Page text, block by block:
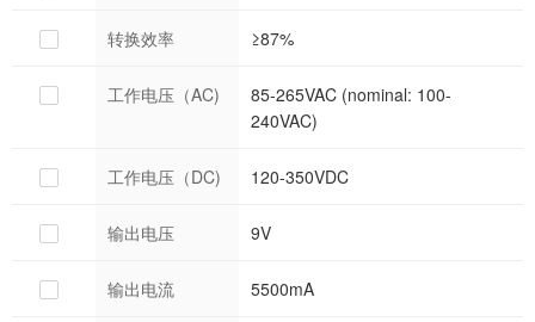
转换效率 ≥87%
工作电压（AC)
85-265VAC (nominal: 100-
240VAC)
工作电压（DC) 120-350VDC
输出电压 9V
输出电流 5500mA